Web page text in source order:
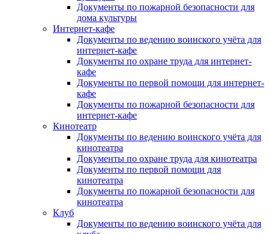
Документы по пожарной безопасности для
дома культуры
Интернет-кафе
Документы по ведению воинского учёта для
интернет-кафе
Документы по охране труда для интернет-
кафе
Документы по первой помощи для интернет-
кафе
Документы по пожарной безопасности для
интернет-кафе
Кинотеатр
Документы по ведению воинского учёта для
кинотеатра
Документы по охране труда для кинотеатра
Документы по первой помощи для
кинотеатра
Документы по пожарной безопасности для
кинотеатра
Клуб
Документы по ведению воинского учёта для